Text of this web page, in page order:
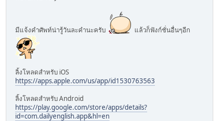
มีแจ้งคำศัพท์น่ารู้วันละคำนะครับ แล้วก็ฟังก์ชั่นอื่นๆอีก
ลิ้งโหลดสำหรับ iOS
https://apps.apple.com/us/app/id1530763563
ลิ้งโหลดสำหรับ Android
https://play.google.com/store/apps/details?
id=com.dailyenglish.app&hl=en